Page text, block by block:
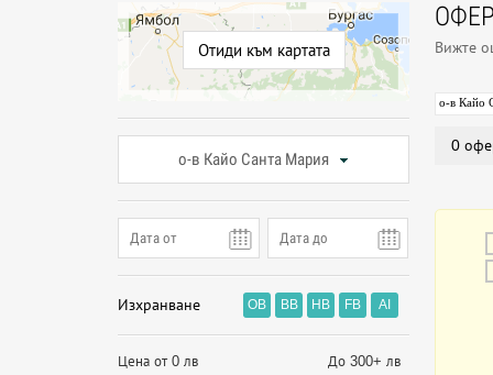
Отиди към картата
о-в Кайо Санта Мария
Изхранване OB BB HB FB AI
Цена от 0 лв До 300+ лв
Вижте
о-в Кайо
0